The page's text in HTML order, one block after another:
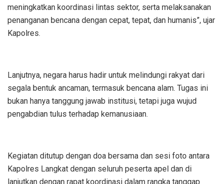
meningkatkan koordinasi lintas sektor, serta melaksanakan
penanganan bencana dengan cepat, tepat, dan humanis”, ujar
Kapolres.
Lanjutnya, negara harus hadir untuk melindungi rakyat dari
segala bentuk ancaman, termasuk bencana alam. Tugas ini
bukan hanya tanggung jawab institusi, tetapi juga wujud
pengabdian tulus terhadap kemanusiaan.
Kegiatan ditutup dengan doa bersama dan sesi foto antara
Kapolres Langkat dengan seluruh peserta apel dan di
lanjutkan dengan rapat koordinasi dalam rangka tanggap